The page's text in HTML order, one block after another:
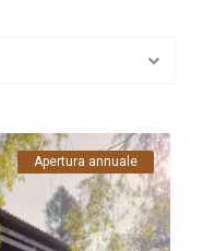
Apertura annuale